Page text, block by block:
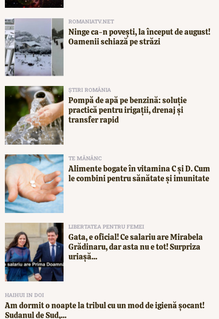
ROMANIATV.NET
Ninge ca-n povești, la început de august!
Oamenii schiază pe străzi
ȘTIRI ROMÂNIA
Pompă de apă pe benzină: soluție
practică pentru irigații, drenaj și
transfer rapid
TE MĂNÂNC
Alimente bogate în vitamina C și D. Cum
le combini pentru sănătate și imunitate
LIBERTATEA PENTRU FEMEI
Gata, e oficial! Ce salariu are Mirabela
Grădinaru, dar asta nu e tot! Surpriza
uriașă...
HAIHUI IN DOI
Am dormit o noapte la tribul cu un mod de igienă șocant!
Sudanul de Sud,...